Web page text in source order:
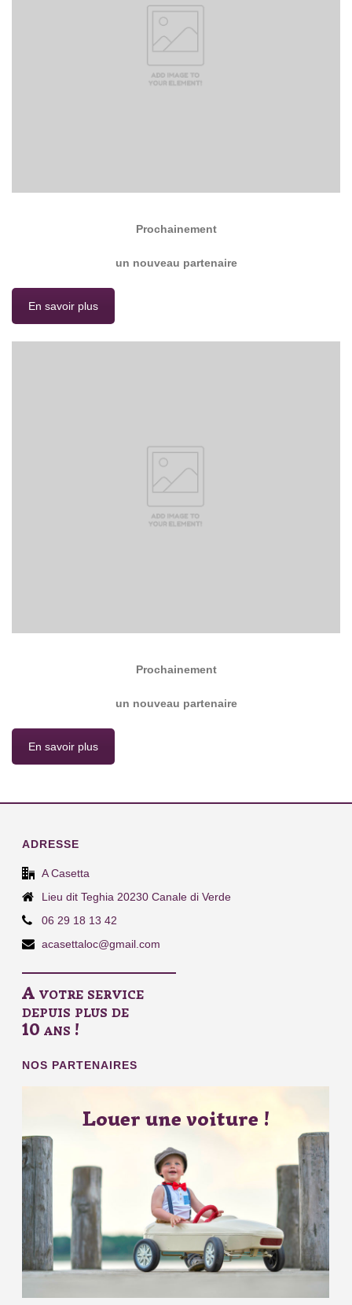
Prochainement
un nouveau partenaire
En savoir plus
Prochainement
un nouveau partenaire
En savoir plus
ADRESSE
A Casetta
Lieu dit Teghia 20230 Canale di Verde
06 29 18 13 42
acasettaloc@gmail.com
A votre service
depuis plus de
10 ans !
NOS PARTENAIRES
Louer une voiture !